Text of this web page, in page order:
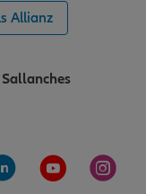
Allianz
de Allianz
la page Twitter de
Aller sur la page
Aller sur la
Aller